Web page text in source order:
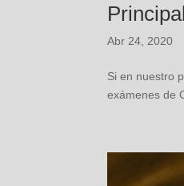
Abr 24, 2020
Si en nuestro
exámenes de